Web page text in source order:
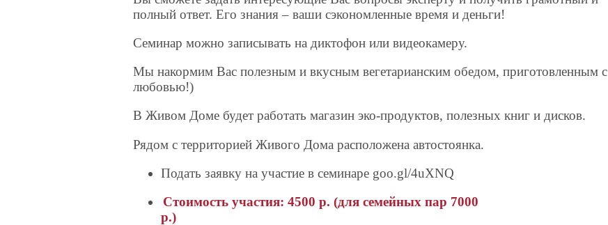
полный ответ. Его знания – ваши сэкономленные время и деньги!
Семинар можно записывать на диктофон или видеокамеру.
Мы накормим Вас полезным и вкусным вегетарианским обедом, приготовленным с
любовью!)
В Живом Доме будет работать магазин эко-продуктов, полезных книг и дисков.
Рядом с территорией Живого Дома расположена автостоянка.
Подать заявку на участие в семинаре goo.gl/4uXNQ
Стоимость участия: 4500 р. (для семейных пар 7000
р.)